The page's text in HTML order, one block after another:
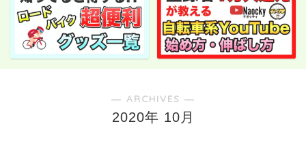
― ARCHIVES ―
2020年 10月